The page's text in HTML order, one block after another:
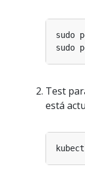
Test
está